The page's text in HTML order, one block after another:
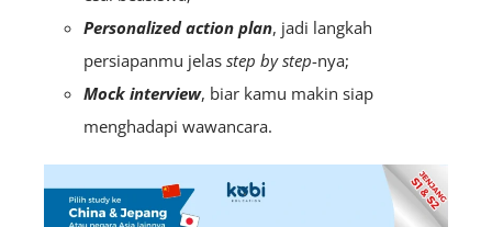
Personalized action plan, jadi langkah
persiapanmu jelas step by step-nya;
Mock interview, biar kamu makin siap
menghadapi wawancara.